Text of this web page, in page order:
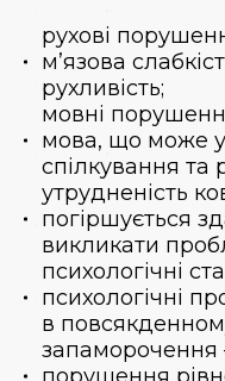
рухові
м’язова
рухливість;
мовні
мова, що може
спілкування та
утрудненість
погіршується
викликати
психологічні
психологічні
в
запаморочення